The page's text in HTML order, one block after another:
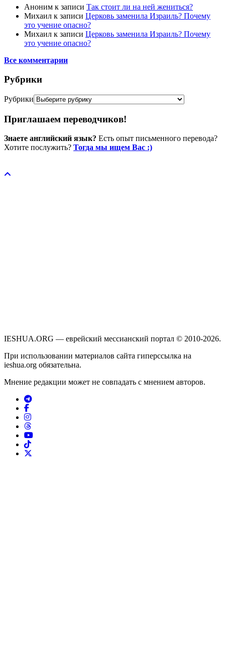
Аноним к записи Так стоит ли на ней жениться?
Михаил к записи Церковь заменила Израиль? Почему
это учение опасно?
Михаил к записи Церковь заменила Израиль? Почему
это учение опасно?
Все комментарии
Рубрики
Рубрики
Приглашаем переводчиков!
Знаете английский язык? Есть опыт письменного перевода?
Хотите послужить? Тогда мы ищем Вас :)
IESHUA.ORG — еврейский мессианский портал © 2010-2026.
При использовании материалов сайта гиперссылка на
ieshua.org обязательна.
Мнение редакции может не совпадать с мнением авторов.